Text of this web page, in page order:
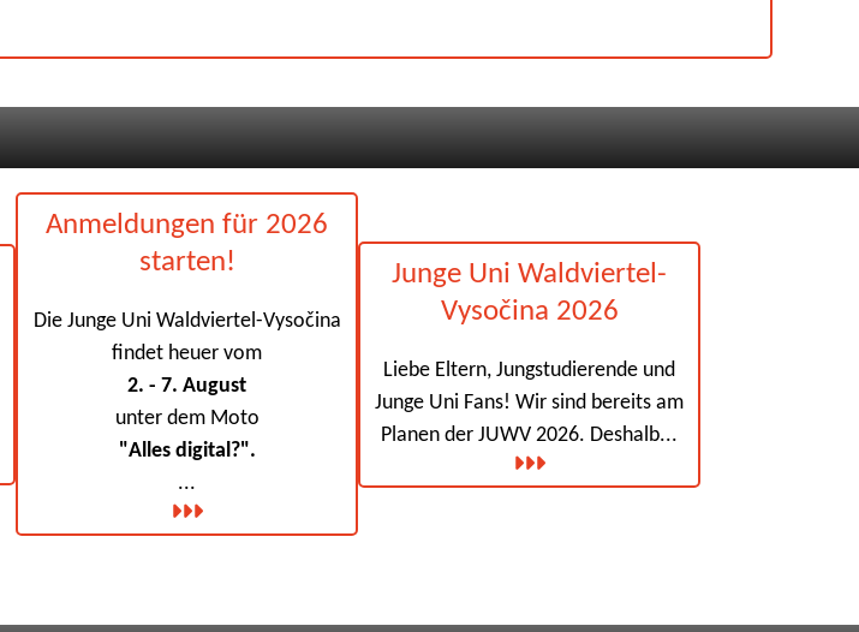
Anmeldungen für 2026
starten!
Die Junge Uni Waldviertel-Vysočina
findet heuer vom
2. - 7. August
unter dem Moto
"Alles digital?".
...
Junge Uni Waldviertel-
Vysočina 2026
Liebe Eltern, Jungstudierende und
Junge Uni Fans! Wir sind bereits am
Planen der JUWV 2026. Deshalb...